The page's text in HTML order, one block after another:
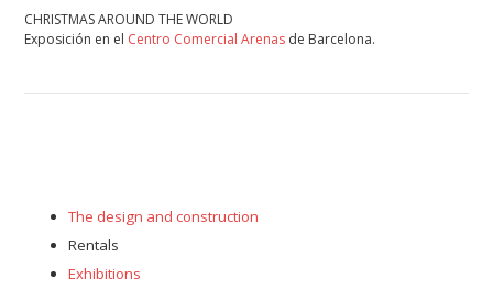
CHRISTMAS AROUND THE WORLD
Exposición en el Centro Comercial Arenas de Barcelona.
The design and construction
Rentals
Exhibitions